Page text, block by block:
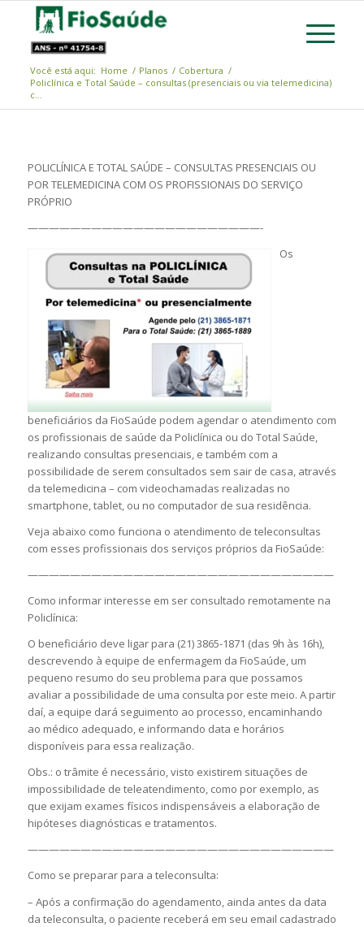
Você está aqui: Home / Planos / Cobertura /
Policlínica e Total Saúde – consultas (presenciais ou via telemedicina)
c...
POLICLÍNICA E TOTAL SAÚDE – CONSULTAS PRESENCIAIS OU
POR TELEMEDICINA COM OS PROFISSIONAIS DO SERVIÇO
PRÓPRIO
——————————————————————-
Os
beneficiários da FioSaúde podem agendar o atendimento com
os profissionais de saúde da Policlínica ou do Total Saúde,
realizando consultas presenciais, e também com a
possibilidade de serem consultados sem sair de casa, através
da telemedicina – com videochamadas realizadas no
smartphone, tablet, ou no computador de sua residência.
Veja abaixo como funciona o atendimento de teleconsultas
com esses profissionais dos serviços próprios da FioSaúde:
—————————————————————————————
Como informar interesse em ser consultado remotamente na
Policlínica:
O beneficiário deve ligar para (21) 3865-1871 (das 9h às 16h),
descrevendo à equipe de enfermagem da FioSaúde, um
pequeno resumo do seu problema para que possamos
avaliar a possibilidade de uma consulta por este meio. A partir
daí, a equipe dará seguimento ao processo, encaminhando
ao médico adequado, e informando data e horários
disponíveis para essa realização.
Obs.: o trâmite é necessário, visto existirem situações de
impossibilidade de teleatendimento, como por exemplo, as
que exijam exames físicos indispensáveis a elaboração de
hipóteses diagnósticas e tratamentos.
—————————————————————————————
Como se preparar para a teleconsulta:
– Após a confirmação do agendamento, ainda antes da data
da teleconsulta, o paciente receberá em seu email cadastrado